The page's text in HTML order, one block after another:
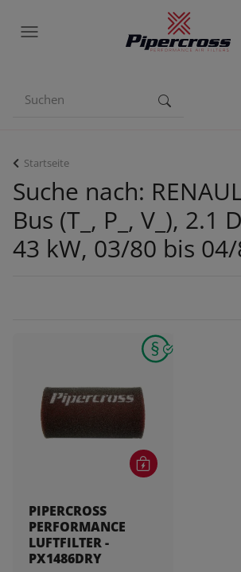
Startseite
Suche nach:
Bus (T_, P_, V_), 2.1
43 kW, 03/80 bis
PIPERCROSS
PERFORMANCE
LUFTFILTER -
PX1486DRY